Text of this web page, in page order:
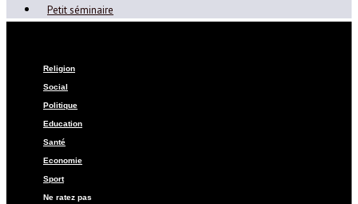
Petit séminaire
Religion
Social
Politique
Education
Santé
Economie
Sport
Ne ratez pas